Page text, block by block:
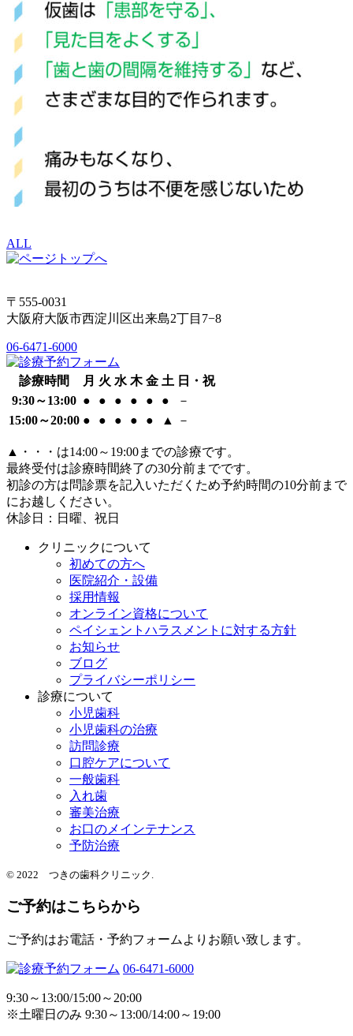
ALL
〒555-0031
大阪府大阪市西淀川区出来島2丁目7−8
06-6471-6000
診療時間 月 火 水 木 金 土 日・祝
9:30～13:00 ● ● ● ● ● ●
－
15:00～20:00 ● ● ● ● ● ▲ －
▲
・・・は14:00～19:00までの診療です。
最終受付は診療時間終了の30分前までです。
初診の方は問診票を記入いただくため予約時間の10分前まで
にお越しください。
休診日：日曜、祝日
クリニックについて
初めての方へ
医院紹介・設備
採用情報
オンライン資格について
ペイシェントハラスメントに対する方針
お知らせ
ブログ
プライバシーポリシー
診療について
小児歯科
小児歯科の治療
訪問診療
口腔ケアについて
一般歯科
入れ歯
審美治療
お口のメインテナンス
予防治療
© 2022 つきの歯科クリニック.
ご予約はこちらから
ご予約はお電話・予約フォームよりお願い致します。
06-6471-6000
9:30～13:00/15:00～20:00
※土曜日のみ 9:30～13:00/14:00～19:00